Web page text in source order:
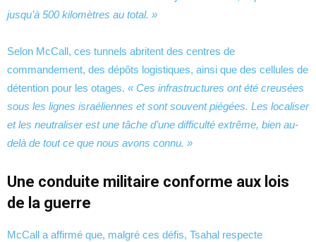
jusqu’à 500 kilomètres au total. »
Selon McCall, ces tunnels abritent des centres de
commandement, des dépôts logistiques, ainsi que des cellules de
détention pour les otages. « Ces infrastructures ont été creusées
sous les lignes israéliennes et sont souvent piégées. Les localiser
et les neutraliser est une tâche d’une difficulté extrême, bien au-
delà de tout ce que nous avons connu. »
Une conduite militaire conforme aux lois
de la guerre
McCall a affirmé que, malgré ces défis, Tsahal respecte